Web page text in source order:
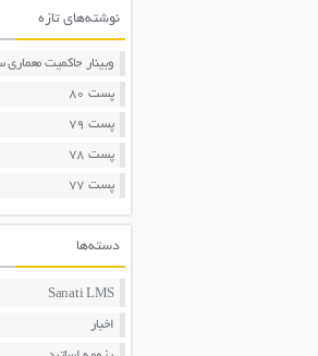
نوشته‌های تازه
وبینار حاکمیت معماری
پست 80
پست 79
پست 78
پست 77
دسته‌ها
Sanati LMS
اخبار